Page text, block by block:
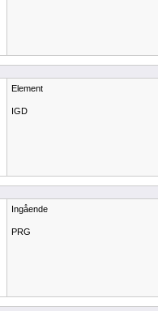
Element
IGD
Ingående
PRG